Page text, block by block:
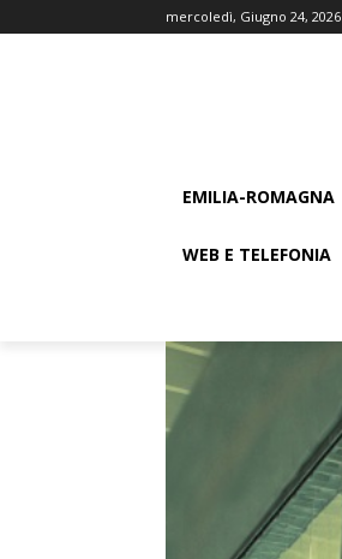
mercoledì, Giugno 24, 2026
EMILIA-ROMAGNA
WEB E TELEFONIA